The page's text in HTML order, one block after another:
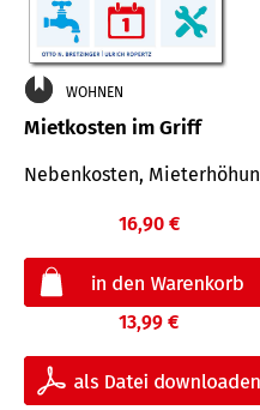
WOHNEN
Mietkosten im Griff
Nebenkosten,
16,90 €
13,99 €